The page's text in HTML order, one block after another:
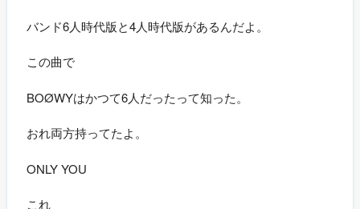
バンド6人時代版と4人時代版があるんだよ。
この曲で
BOØWYはかつて6人だったって知った。
おれ両方持ってたよ。
ONLY YOU
これ